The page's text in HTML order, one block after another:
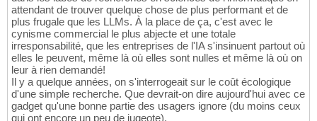
attendant de trouver quelque chose de plus performant et de
plus frugale que les LLMs. À la place de ça, c'est avec le
cynisme commercial le plus abjecte et une totale
irresponsabilité, que les entreprises de l'IA s'insinuent partout où
elles le peuvent, même là où elles sont nulles et même là où on
leur à rien demandé!
Il y a quelque années, on s'interrogeait sur le coût écologique
d'une simple recherche. Que devrait-on dire aujourd'hui avec ce
gadget qu'une bonne partie des usagers ignore (du moins ceux
qui ont encore un peu de jugeote).